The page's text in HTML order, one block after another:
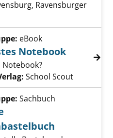
Ravensburger
eBook
Notebook
Notebook?
diesem Verfasser
School Scout
von Das neue
Sachbuch